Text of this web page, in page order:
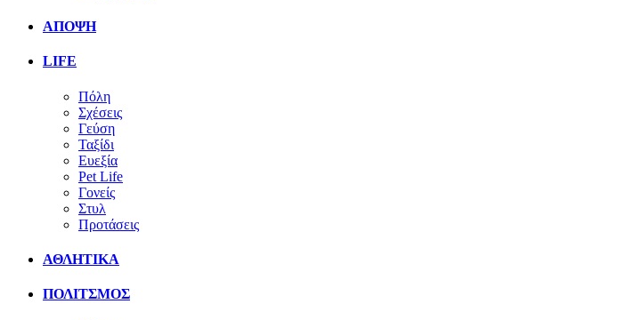
ΑΠΟΨΗ
LIFE
Πόλη
Σχέσεις
Γεύση
Ταξίδι
Ευεξία
Pet Life
Γονείς
Στυλ
Προτάσεις
ΑΘΛΗΤΙΚΑ
ΠΟΛΙΤΣΜΟΣ